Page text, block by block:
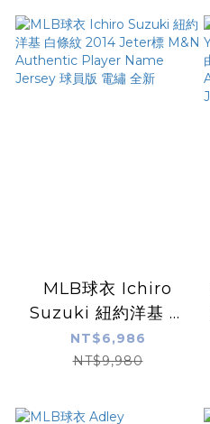
Player Name
Jersey 球員版 電繡
含贊助商標 古根漢 全
新
MLB球衣 Ichiro
Suzuki 紐約洋基 白
條紋 2014 Jeter標
M&N Authentic
Jersey 球員版 電繡
NT$6,986
NT$9,980